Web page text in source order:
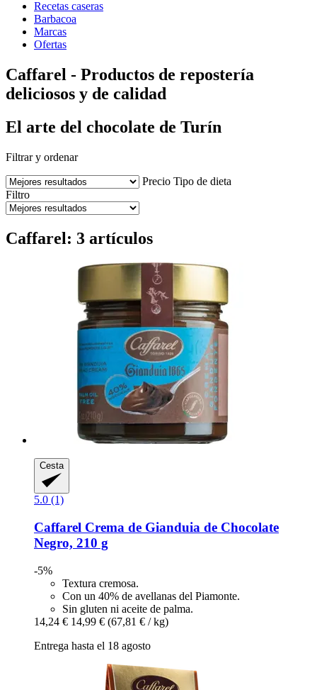
Recetas caseras
Barbacoa
Marcas
Ofertas
Caffarel - Productos de repostería
deliciosos y de calidad
El arte del chocolate de Turín
Filtrar y ordenar
Precio Tipo de dieta
Filtro
Caffarel: 3 artículos
Cesta
5.0 (1)
Caffarel Crema de Gianduia de Chocolate
Negro, 210 g
-5%
Textura cremosa.
Con un 40% de avellanas del Piamonte.
Sin gluten ni aceite de palma.
14,24 € 14,99 € (67,81 € / kg)
Entrega hasta el 18 agosto